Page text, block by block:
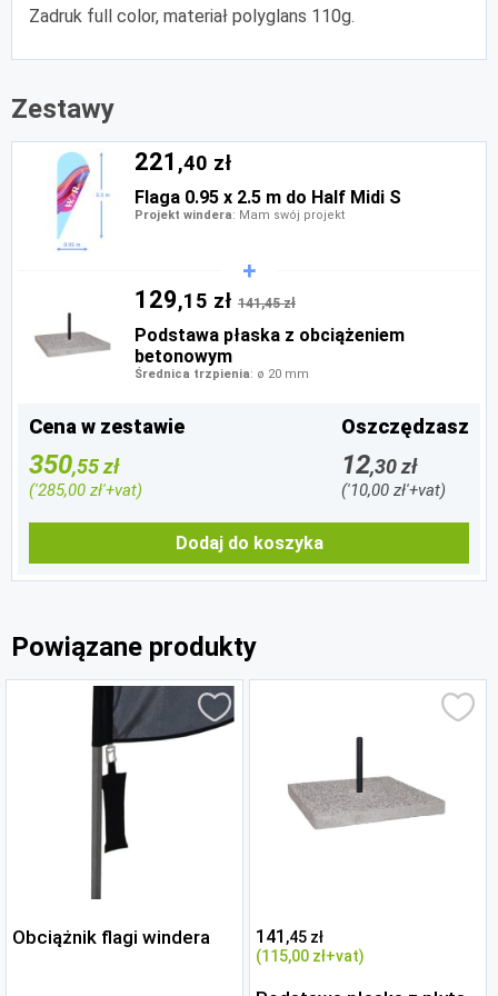
Zadruk full color, materiał polyglans 110g.
Zestawy
221 ,40 zł
Flaga 0.95 x 2.5 m do Half Midi S
Projekt windera: Mam swój projekt
129,15 zł 141,45 zł
Podstawa płaska z obciążeniem
betonowym
Średnica trzpienia: ø 20 mm
Cena w zestawie
350,55 zł
('285,00 zł'+vat)
Oszczędzasz
12,30 zł
('10,00 zł'+vat)
Dodaj do koszyka
Powiązane produkty
Obciążnik flagi windera 141 ,45 zł
(115,00 zł+vat)